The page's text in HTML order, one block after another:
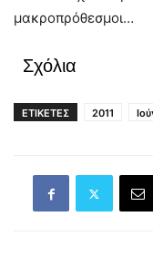
Σχόλια
ΕΤΙΚΕΤΕΣ 2011